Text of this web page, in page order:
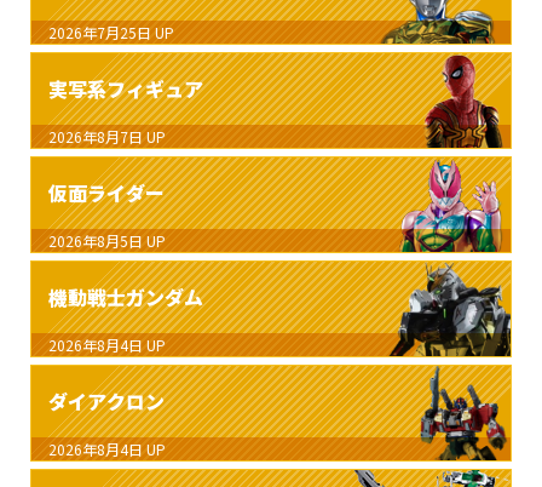
2026年7月25日 UP
実写系フィギュア
2026年8月7日 UP
仮面ライダー
2026年8月5日 UP
機動戦士ガンダム
2026年8月4日 UP
ダイアクロン
2026年8月4日 UP